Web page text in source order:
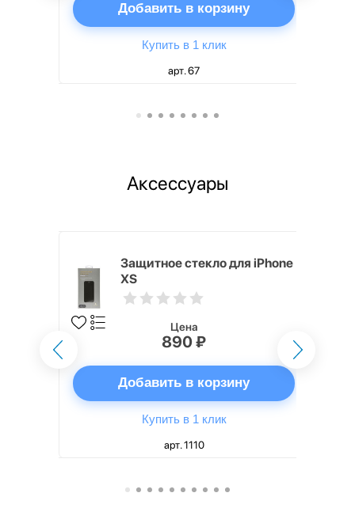
Добавить в корзину
Купить в 1 клик
арт. 67
Аксессуары
Защитное стекло для iPhone
XS
Цена
890 ₽
Добавить в корзину
Купить в 1 клик
арт. 1110